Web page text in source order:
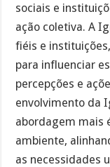
sociais e
ação coletiva. A
fiéis e
para influenciar
percepções e
envolvimento da
abordagem mais
ambiente,
as necessidades